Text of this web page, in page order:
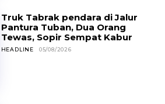
Truk Tabrak pendara di Jalur
Pantura Tuban, Dua Orang
Tewas, Sopir Sempat Kabur
HEADLINE 05/08/2026